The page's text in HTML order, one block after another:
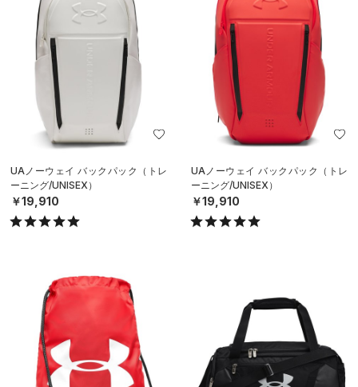
UAノーウェイ バックパック（トレ
ーニング/UNISEX）
￥19,910
UAノーウェイ バックパック（トレ
ーニング/UNISEX）
￥19,910